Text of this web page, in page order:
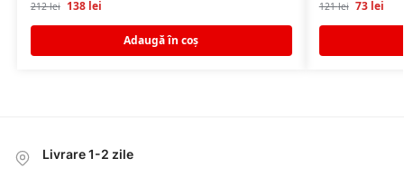
212lei 138 lei
Adaugă în coș
121lei 73 lei
Livrare 1-2 zile